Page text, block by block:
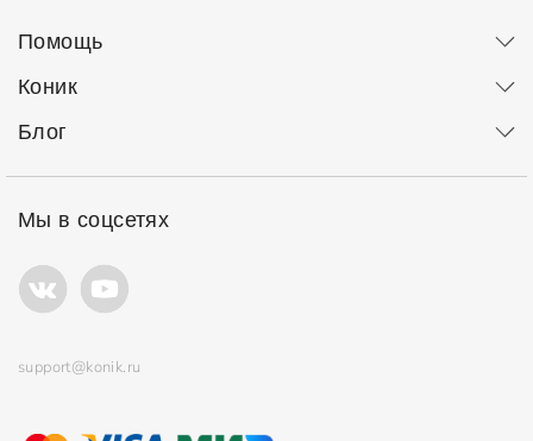
Помощь
Коник
Блог
Мы в соцсетях
support@konik.ru